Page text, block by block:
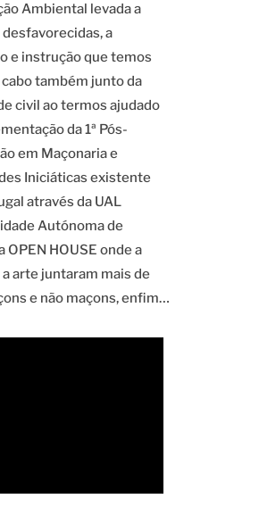
Ambiental levada a
a
e instrução que temos
cabo também junto da
civil ao termos ajudado
da 1ª Pós-
em Maçonaria e
Iniciáticas existente
através da UAL
Autónoma de
OPEN HOUSE onde a
a arte juntaram mais de
e não maçons, enfim…